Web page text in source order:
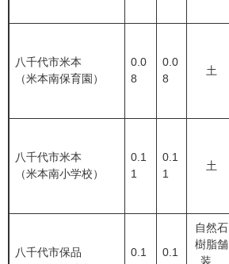
八千代市米本
（米本南保育園）
0.0
8
0.0
8
土
八千代市米本
（米本南小学校）
0.1
1
0.1
1
土
八千代市保品
0.1
0.1
自然石
樹脂舗
装、